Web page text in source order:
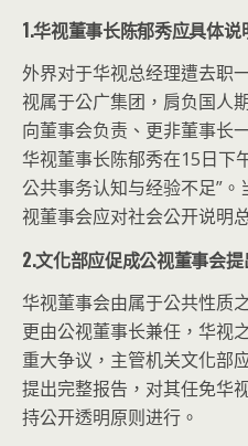
1.华视董事长陈郁秀应具体
外界对于华视总经理遭去职
视属于公广集团，肩负国人
向董事会负责、更非董事长
华视董事长陈郁秀在15日下
公共事务认知与经验不足”
视董事会应对社会公开说明
2.文化部应促成公视董事会
华视董事会由属于公共性质
更由公视董事长兼任，华视
重大争议，主管机关文化部
提出完整报告，对其任免华
持公开透明原则进行。